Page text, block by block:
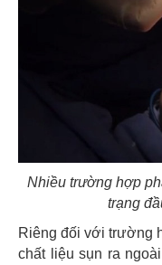
Nhiều trường hợp
trạng
Riêng đối với trường
chất liệu sụn ra